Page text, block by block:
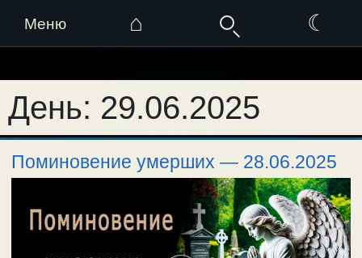
Меню ⌂ ☾
к
содержимому
День: 29.06.2025
Поминовение умерших — 28.06.2025